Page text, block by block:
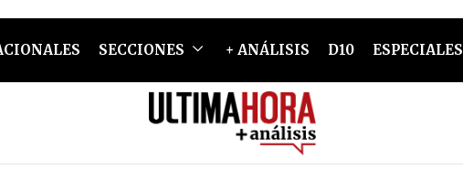
SECCIONES + ANÁLISIS D10 ESPECIALES